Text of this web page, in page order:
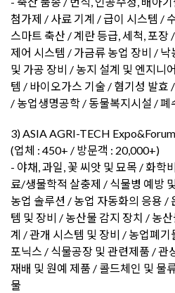
첨가제 / 사료 기계 / 급이 시스템 /
스마트 축산 / 계란 등급, 세척, 포장
제어 시스템 / 가금류 농업 장비 /
및 가공 장비 / 농지 설계 및 엔지니
템 / 바이오가스 기술 / 혐기성 발효
/ 농업생명공학 / 동물복지시설 / 폐
3) ASIA AGRI-TECH
(업체 : 450+ / 방문객 : 20,000+)
- 야채, 과일, 꽃 씨앗 및 묘목 / 화학
료/생물학적 살충제 / 식물병 예방
농업 솔루션 / 농업 자동화의 응용 /
템 및 장비 / 농산물 감지 장치 / 농
계 / 관개 시스템 및 장비 / 농업폐
포닉스 / 식물공장 및 관련제품 / 관
재배 및 원예 제품 / 콜드체인 및 물
물